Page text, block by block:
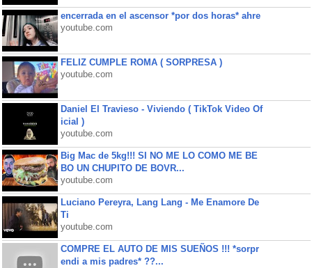
encerrada en el ascensor *por dos horas* ahre
youtube.com
FELIZ CUMPLE ROMA ( SORPRESA )
youtube.com
Daniel El Travieso - Viviendo ( TikTok Video Of
icial )
youtube.com
Big Mac de 5kg!!! SI NO ME LO COMO ME BE
BO UN CHUPITO DE BOVR...
youtube.com
Luciano Pereyra, Lang Lang - Me Enamore De
Ti
youtube.com
COMPRE EL AUTO DE MIS SUEÑOS !!! *sorpr
endi a mis padres* ??...